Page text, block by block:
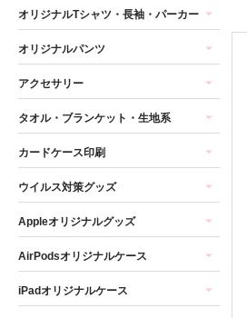
オリジナルTシャツ・長袖・パーカー
オリジナルパンツ
アクセサリー
タオル・ブランケット・生地系
カードケース印刷
ウイルス対策グッズ
Appleオリジナルグッズ
AirPodsオリジナルケース
iPadオリジナルケース